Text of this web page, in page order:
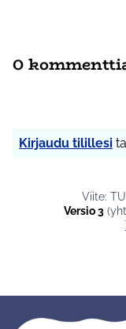
0
Kirjaudu tilillesi
Viite:
Versio 3